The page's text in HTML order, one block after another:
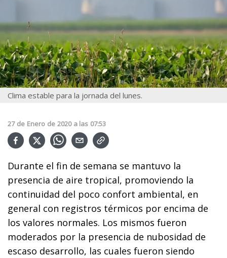
Clima estable para la jornada del lunes.
27 de Enero de 2020 a las 07:53
Durante el fin de semana se mantuvo la
presencia de aire tropical, promoviendo la
continuidad del poco confort ambiental, en
general con registros térmicos por encima de
los valores normales. Los mismos fueron
moderados por la presencia de nubosidad de
escaso desarrollo, las cuales fueron siendo